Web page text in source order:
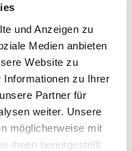
und Anzeigen zu
Medien anbieten
Website zu
Informationen zu Ihrer
Partner für
weiter. Unsere
möglicherweise mit
ihnen bereitgestellt